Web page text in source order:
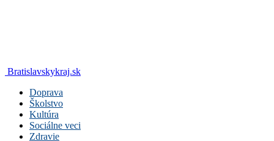
Bratislavskykraj.sk
Doprava
Školstvo
Kultúra
Sociálne veci
Zdravie